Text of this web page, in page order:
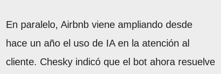
En paralelo, Airbnb viene ampliando desde
hace un año el uso de IA en la atención al
cliente. Chesky indicó que el bot ahora resuelve